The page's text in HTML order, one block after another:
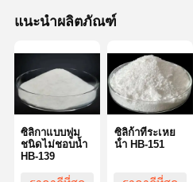
เครื่องสำอางซิลิกาไมโครสเฟียร์
ผงซิลิกาผสม
ผงนาโนซิลิกา
สับอัลมิเนียกลม
แนะนำผลิตภัณฑ์
ซิลิกาแบบฟูม
ชนิดไม่ชอบน้ำ
HB-139
ซิลิก้าที่ระเหย
น้ํา HB-151